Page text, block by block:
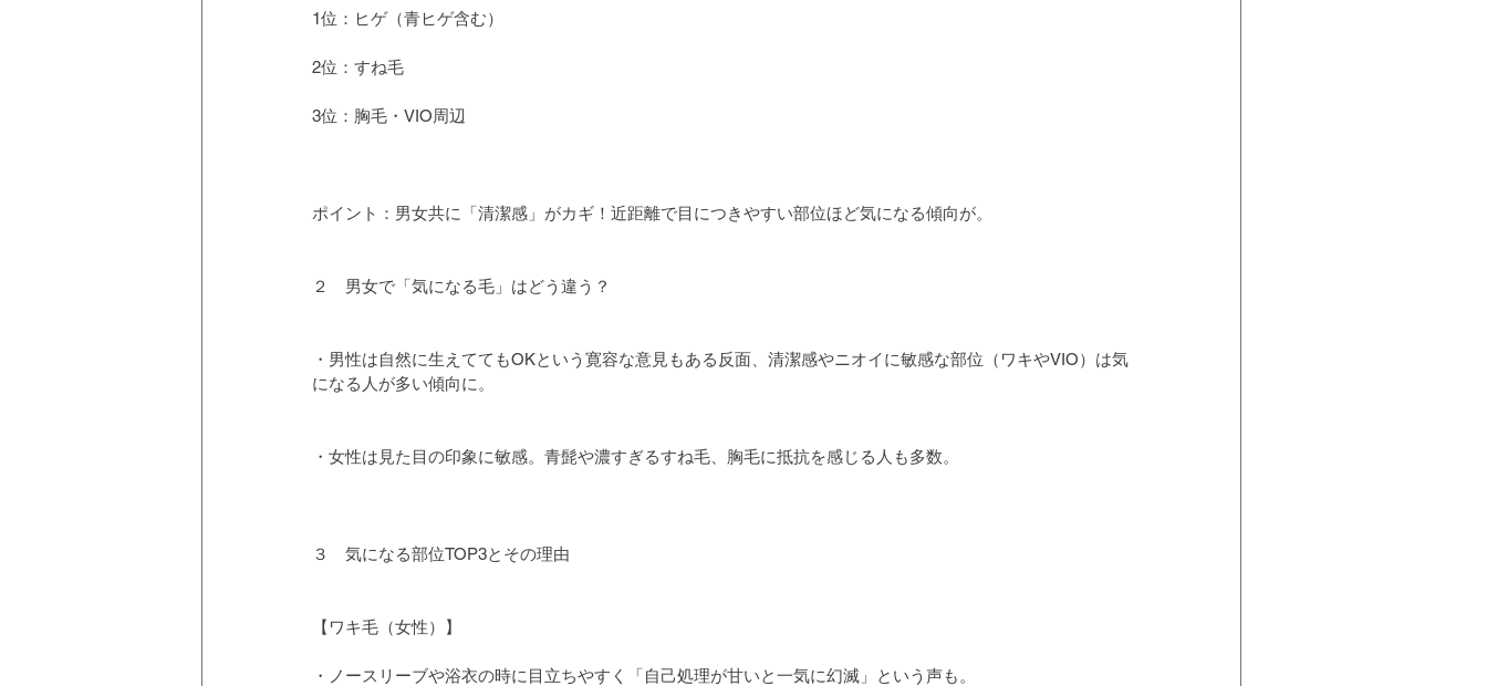
1位：ヒゲ（青ヒゲ含む）
2位：すね毛
3位：胸毛・VIO周辺
ポイント：男女共に「清潔感」がカギ！近距離で目につきやすい部位ほど気になる傾向が。
２　男女で「気になる毛」はどう違う？
・男性は自然に生えててもOKという寛容な意見もある反面、清潔感やニオイに敏感な部位（ワキやVIO）は気
になる人が多い傾向に。
・女性は見た目の印象に敏感。青髭や濃すぎるすね毛、胸毛に抵抗を感じる人も多数。
３　気になる部位TOP3とその理由
【ワキ毛（女性）】
・ノースリーブや浴衣の時に目立ちやすく「自己処理が甘いと一気に幻滅」という声も。